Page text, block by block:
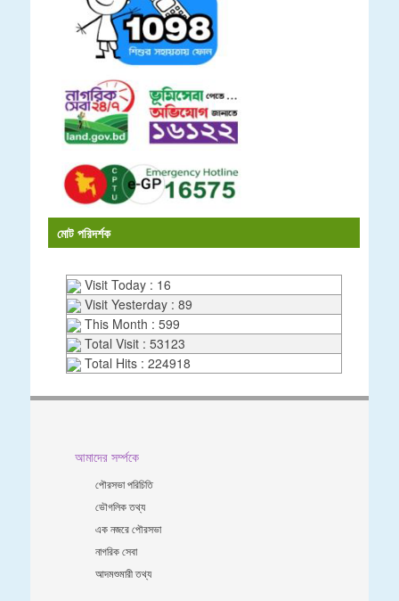
মোট পরিদর্শক
Visit Today : 16
Visit Yesterday : 89
This Month : 599
Total Visit : 53123
Total Hits : 224918
আমাদের সর্ম্পকে
পৌরসভা পরিচিতি
ভৌগলিক তথ্য
এক নজরে পৌরসভা
নাগরিক সেবা
আদমশুমারী তথ্য